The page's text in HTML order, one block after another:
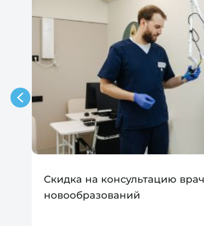
Скидка на консультацию
новообразований